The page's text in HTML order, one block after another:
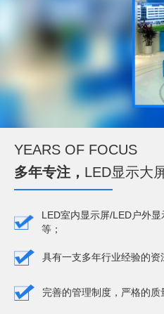
YEARS OF FOCUS
多年专注， LED显示大
LED室内显示屏/LED户外
等；
具有一支多年行业经验的资
完善的管理制度，严格的质